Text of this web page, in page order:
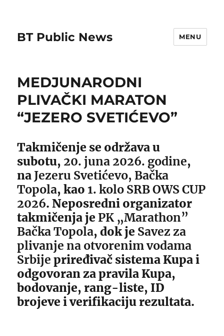
BT Public News MENU
MEDJUNARODNI
PLIVAČKI MARATON
“JEZERO SVETIĆEVO”
Takmičenje se održava u
subotu, 20. juna 2026. godine,
na Jezeru Svetićevo, Bačka
Topola, kao 1. kolo SRB OWS CUP
2026. Neposredni organizator
takmičenja je PK „Marathon”
Bačka Topola, dok je Savez za
plivanje na otvorenim vodama
Srbije priređivač sistema Kupa i
odgovoran za pravila Kupa,
bodovanje, rang-liste, ID
brojeve i verifikaciju rezultata.